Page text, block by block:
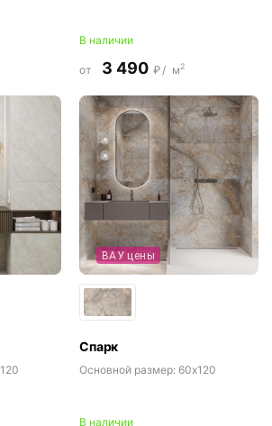
В наличии
от 3 490 ₽/ м2
ВАУ цены
Спарк
Основной размер: 60x120
В наличии